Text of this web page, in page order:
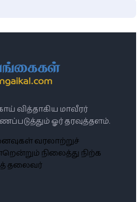
வித்தாகிய மாவீரர்
ஓர் தரவுத்தளம்.
வரலாற்றுச்
நிலைத்து நிற்க
தலைவர்